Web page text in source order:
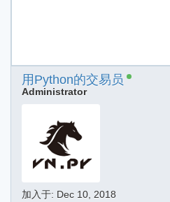
用Python的交易员
Administrator
加入于: Dec 10, 2018